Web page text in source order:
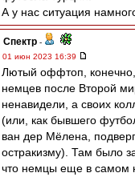
А у нас ситуация
Спектр -
01 июн 2023 16:39
Лютый оффтоп,
немцев после Второй
ненавидели, а своих
(или, как бывшего
ван дер Мёлена,
остракизму). Там было
что немцы еще в самом